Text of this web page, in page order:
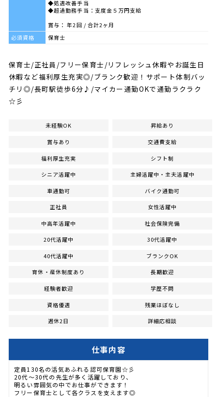
◆処遇改善手当
◆超過勤務手当：支度金５万円支給
賞与： 年2回 / 合計2ヶ月
必須資格
保育士
保育士/正社員/フリー保育士/リフレッシュ休暇やお誕生日
休暇など福利厚生充実◎/ブランク歓迎！サポート体制バッ
チリ◎/長町駅徒歩6分♪/マイカー通勤OKで通勤ラクラク
☆彡
未経験OK 昇給あり
賞与あり 交通費支給
福利厚生充実 シフト制
シニア活躍中 主婦活躍中・主夫活躍中
車通勤可 バイク通勤可
正社員 女性活躍中
中高年活躍中 社会保険完備
20代活躍中 30代活躍中
40代活躍中 ブランクOK
育休・産休制度あり 長期歓迎
経験者歓迎 学歴不問
資格優遇 残業ほぼなし
週休2日 詳細応相談
仕事内容
定員130名の活気あふれる認可保育園☆彡
20代〜30代の先生が多く活躍しており、
明るい雰囲気の中でお仕事ができます！
フリー保育士として各クラスを支えます◎